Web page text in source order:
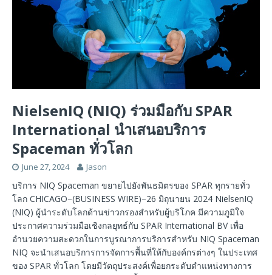
NielsenIQ (NIQ) ร่วมมือกับ SPAR
International นำเสนอบริการ
Spaceman ทั่วโลก
June 27, 2024 Jason
บริการ NIQ Spaceman ขยายไปยังพันธมิตรของ SPAR ทุกรายทั่ว
โลก CHICAGO–(BUSINESS WIRE)–26 มิถุนายน 2024 NielsenIQ
(NIQ) ผู้นำระดับโลกด้านข่าวกรองสำหรับผู้บริโภค มีความภูมิใจ
ประกาศความร่วมมือเชิงกลยุทธ์กับ SPAR International BV เพื่อ
อำนวยความสะดวกในการบูรณาการบริการสำหรับ NIQ Spaceman
NIQ จะนำเสนอบริการการจัดการพื้นที่ให้กับองค์กรต่างๆ ในประเทศ
ของ SPAR ทั่วโลก โดยมีวัตถุประสงค์เพื่อยกระดับตำแหน่งทางการ